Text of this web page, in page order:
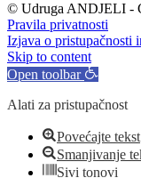
© Udruga ANDJELI -
Pravila privatnosti
Izjava o pristupačnosti
Skip to content
Open toolbar
Alati za pristupačnost
Povećajte tekst
Smanjivanje
Sivi tonovi